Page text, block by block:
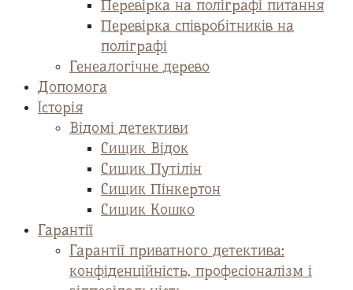
Перевірка на поліграфі питання
Перевірка співробітників на
поліграфі
Генеалогічне дерево
Допомога
Історія
Відомі детективи
Сищик Відок
Сищик Путілін
Сищик Пінкертон
Сищик Кошко
Гарантії
Гарантії приватного детектива:
конфіденційність, професіоналізм і